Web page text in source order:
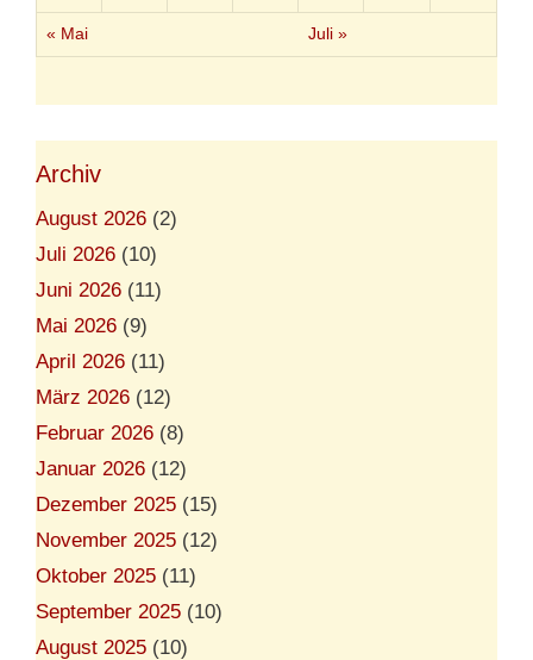
« Mai Juli »
Archiv
August 2026 (2)
Juli 2026 (10)
Juni 2026 (11)
Mai 2026 (9)
April 2026 (11)
März 2026 (12)
Februar 2026 (8)
Januar 2026 (12)
Dezember 2025 (15)
November 2025 (12)
Oktober 2025 (11)
September 2025 (10)
August 2025 (10)